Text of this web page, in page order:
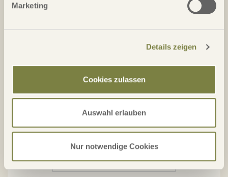
Marketing
Details zeigen
Cookies zulassen
Auswahl erlauben
Nur notwendige Cookies
weitläufiger Gartenanlagen im Herzen der Algarve mit dem
Stadt Silves und nur wenige Minuten ...